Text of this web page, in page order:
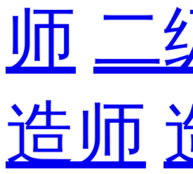
师 二
造师